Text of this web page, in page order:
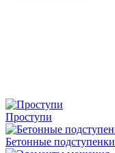
Проступи
Бетонные подступенки